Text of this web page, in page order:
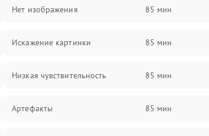
Нет изображения 85 мин
Искажение картинки 85 мин
Низкая чувствительность 85 мин
Артефакты 85 мин